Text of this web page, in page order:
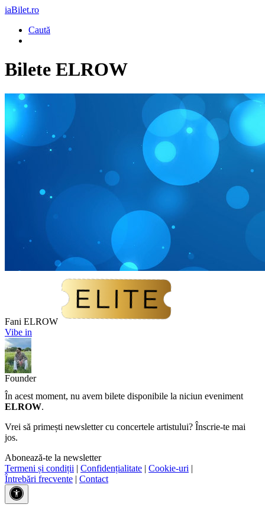
iaBilet.ro
Caută
Bilete ELROW
Fani ELROW
Vibe in
Founder
În acest moment, nu avem bilete disponibile la niciun eveniment
ELROW.
Vrei să primești newsletter cu concertele artistului? Înscrie-te mai
jos.
Abonează-te la newsletter
Termeni și condiții | Confidențialitate | Cookie-uri |
Întrebări frecvente | Contact